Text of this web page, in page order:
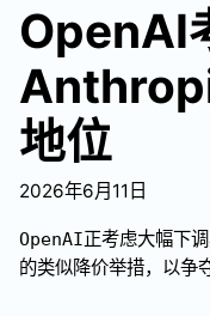
OpenAI
地位
2026年6月11日
OpenAI正考虑大幅下
的类似降价举措，以争